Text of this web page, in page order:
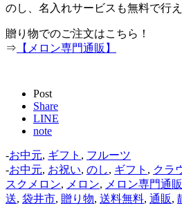
のし、名入れサービスも無料で行え
贈り物でのご注文はこちら！
⇒ 【メロン専門通販】
Post
Share
LINE
note
-お中元, ギフト , フルーツ
-お中元, お祝い, のし, ギフト , クラ
スクメロン, メロン, メロン専門通販
送, 袋井市, 贈り物, 送料無料, 通販,